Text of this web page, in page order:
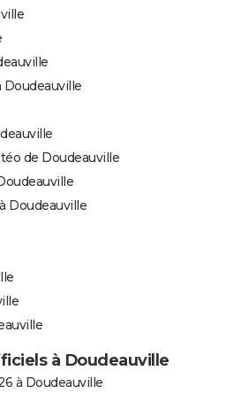
de Doudeauville
Doudeauville
à Doudeauville
à Doudeauville